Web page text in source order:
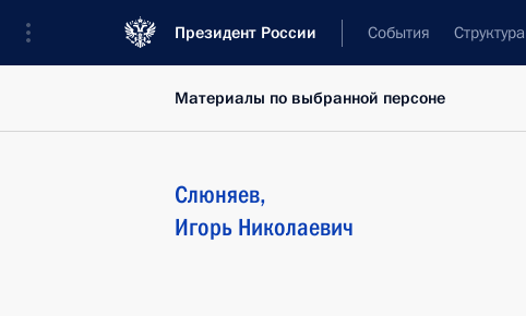
Президент России События Структура
Материалы по выбранной персоне
Слюняев,
Игорь Николаевич